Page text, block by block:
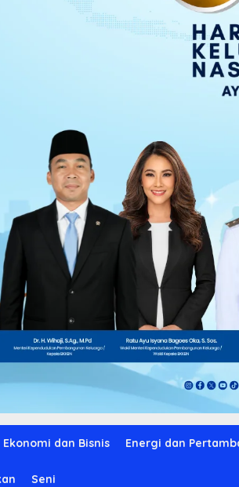
Ekonomi dan Bisnis Energi dan
Seni